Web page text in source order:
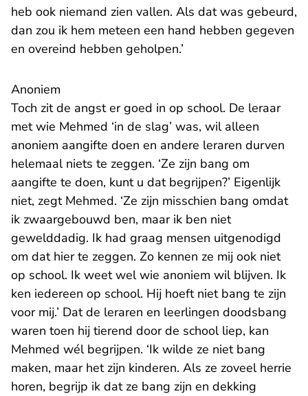
heb ook niemand zien vallen. Als dat was gebeurd,
dan zou ik hem meteen een hand hebben gegeven
en overeind hebben geholpen.’
Anoniem
Toch zit de angst er goed in op school. De leraar
met wie Mehmed ‘in de slag’ was, wil alleen
anoniem aangifte doen en andere leraren durven
helemaal niets te zeggen. ‘Ze zijn bang om
aangifte te doen, kunt u dat begrijpen?’ Eigenlijk
niet, zegt Mehmed. ‘Ze zijn misschien bang omdat
ik zwaargebouwd ben, maar ik ben niet
gewelddadig. Ik had graag mensen uitgenodigd
om dat hier te zeggen. Zo kennen ze mij ook niet
op school. Ik weet wel wie anoniem wil blijven. Ik
ken iedereen op school. Hij hoeft niet bang te zijn
voor mij.’ Dat de leraren en leerlingen doodsbang
waren toen hij tierend door de school liep, kan
Mehmed wél begrijpen. ‘Ik wilde ze niet bang
maken, maar het zijn kinderen. Als ze zoveel herrie
horen, begrijp ik dat ze bang zijn en dekking